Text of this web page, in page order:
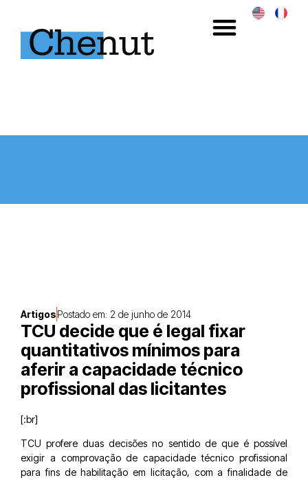
ArtigosPostado em: 2 de junho de 2014
TCU decide que é legal fixar
quantitativos mínimos para
aferir a capacidade técnico
profissional das licitantes
[:br]
TCU profere duas decisões no sentido de que é possível
exigir a comprovação de capacidade técnico profissional
para fins de habilitação em licitação, com a finalidade de